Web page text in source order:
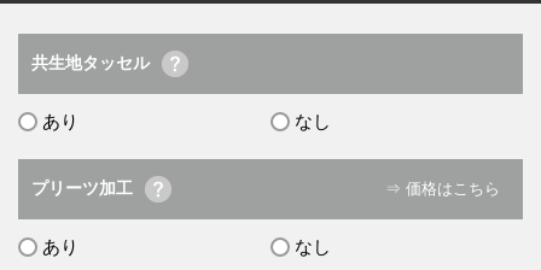
共生地タッセル
あり なし
プリーツ加工 ⇒ 価格はこちら
あり なし